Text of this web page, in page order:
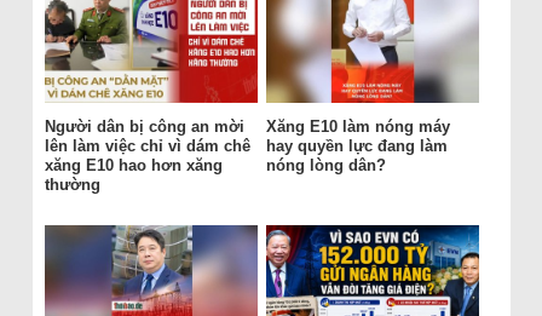
Người dân bị công an mời
lên làm việc chỉ vì dám chê
xăng E10 hao hơn xăng
thường
Xăng E10 làm nóng máy
hay quyền lực đang làm
nóng lòng dân?